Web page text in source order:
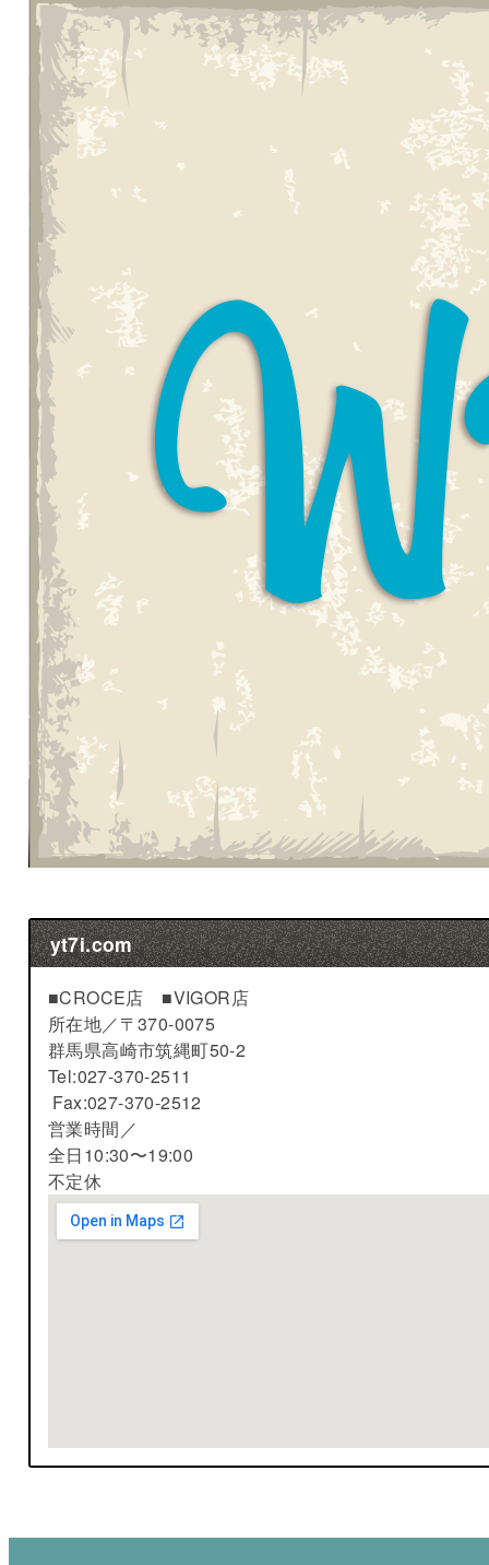
yt7i.com
■CROCE店 ■VIGOR店
所在地／〒370-0075
群馬県高崎市筑縄町50-2
Tel:027-370-2511
Fax:027-370-2512
営業時間／
全日10:30〜19:00
不定休